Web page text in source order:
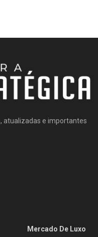
atualizadas e importantes
Mercado De Luxo